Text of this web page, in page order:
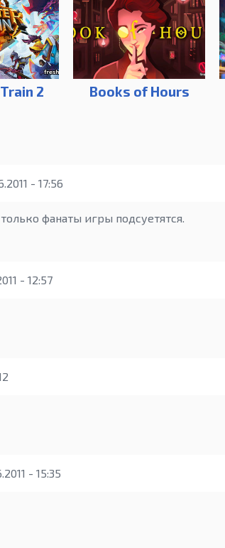
2 Books of Hours
- 17:56
фанаты игры подсуетятся.
- 12:57
- 15:35